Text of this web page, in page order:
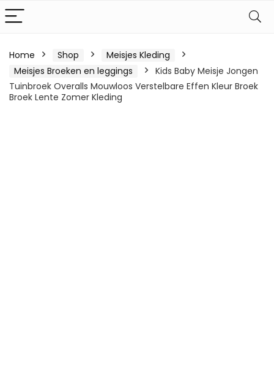
Home Shop
Meisjes Kleding
Meisjes Broeken en leggings
Kids Baby Meisje Jongen
Tuinbroek Overalls Mouwloos Verstelbare Effen Kleur Broek
Broek Lente Zomer Kleding